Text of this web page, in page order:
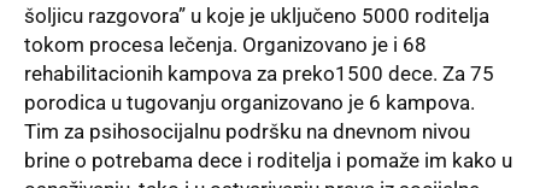
šoljicu razgovora” u koje je uključeno 5000 roditelja
tokom procesa lečenja. Organizovano je i 68
rehabilitacionih kampova za preko1500 dece. Za 75
porodica u tugovanju organizovano je 6 kampova.
Tim za psihosocijalnu podršku na dnevnom nivou
brine o potrebama dece i roditelja i pomaže im kako u